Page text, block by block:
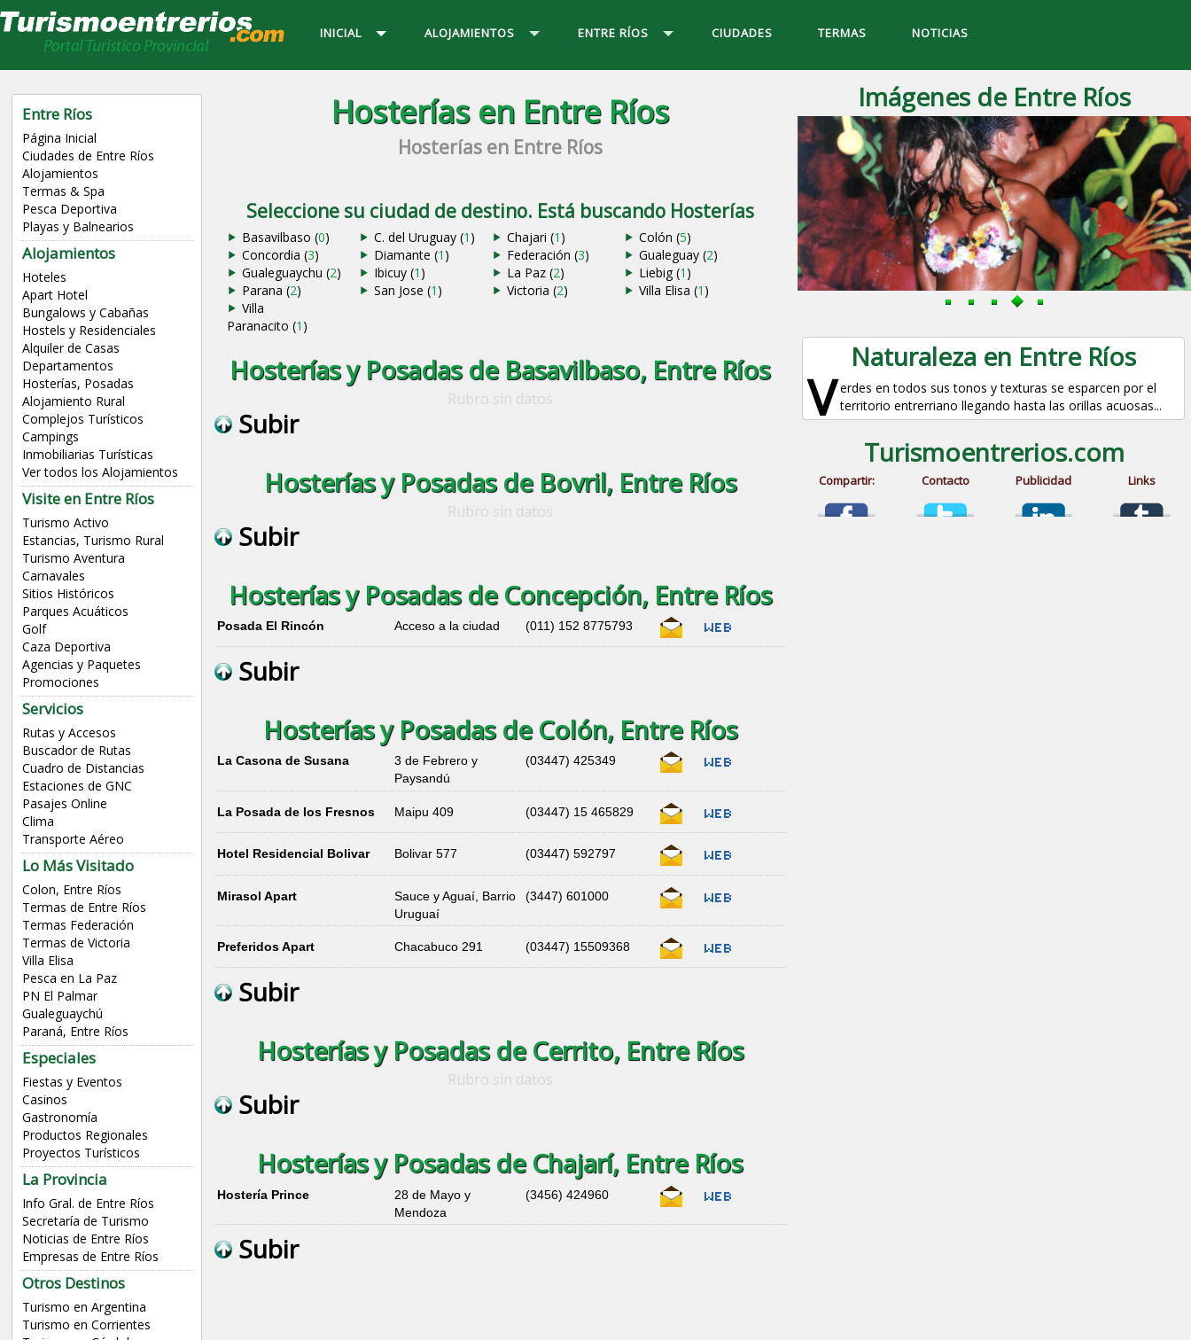
INICIAL ALOJAMIENTOS ENTRE RÍOS CIUDADES TERMAS NOTICIAS
Entre Ríos
Página Inicial
Ciudades de Entre Ríos
Alojamientos
Termas & Spa
Pesca Deportiva
Playas y Balnearios
Alojamientos
Hoteles
Apart Hotel
Bungalows y Cabañas
Hostels y Residenciales
Alquiler de Casas
Departamentos
Hosterías, Posadas
Alojamiento Rural
Complejos Turísticos
Campings
Inmobiliarias Turísticas
Ver todos los Alojamientos
Visite en Entre Ríos
Turismo Activo
Estancias, Turismo Rural
Turismo Aventura
Carnavales
Sitios Históricos
Parques Acuáticos
Golf
Caza Deportiva
Agencias y Paquetes
Promociones
Servicios
Rutas y Accesos
Buscador de Rutas
Cuadro de Distancias
Estaciones de GNC
Pasajes Online
Clima
Transporte Aéreo
Lo Más Visitado
Colon, Entre Ríos
Termas de Entre Ríos
Termas Federación
Termas de Victoria
Villa Elisa
Pesca en La Paz
PN El Palmar
Gualeguaychú
Paraná, Entre Ríos
Especiales
Fiestas y Eventos
Casinos
Gastronomía
Productos Regionales
Proyectos Turísticos
La Provincia
Info Gral. de Entre Ríos
Secretaría de Turismo
Noticias de Entre Ríos
Empresas de Entre Ríos
Otros Destinos
Turismo en Argentina
Turismo en Corrientes
Hosterías en Entre Ríos
Hosterías en Entre Ríos
Seleccione su ciudad de destino. Está buscando Hosterías
Basavilbaso (0) C. del Uruguay (1 ) Chajari (1 ) Colón (5)
Concordia (3) Diamante (1 ) Federación (3) Gualeguay (2)
Gualeguaychu (2) Ibicuy (1 ) La Paz (2) Liebig (1 )
Parana (2) San Jose (1 ) Victoria (2) Villa Elisa (1 )
Villa
Paranacito (1 )
Hosterías y Posadas de Basavilbaso, Entre Ríos
Rubro sin datos
Subir
Hosterías y Posadas de Bovril, Entre Ríos
Rubro sin datos
Subir
Hosterías y Posadas de Concepción, Entre Ríos
Posada El Rincón Acceso a la ciudad (011) 152 8775793
Subir
Hosterías y Posadas de Colón, Entre Ríos
La Casona de Susana
3 de Febrero y
Paysandú
(03447) 425349
La Posada de los Fresnos Maipu 409 (03447) 15 465829
Hotel Residencial Bolivar Bolivar 577 (03447) 592797
Mirasol Apart
Sauce y Aguaí, Barrio
Uruguaí
(3447) 601000
Preferidos Apart Chacabuco 291 (03447) 15509368
Subir
Hosterías y Posadas de Cerrito, Entre Ríos
Rubro sin datos
Subir
Hosterías y Posadas de Chajarí, Entre Ríos
Hostería Prince
28 de Mayo y
Mendoza
(3456) 424960
Subir
Imágenes de Entre Ríos
Naturaleza en Entre Ríos
V erdes en todos sus tonos y texturas se esparcen por el
territorio entrerriano llegando hasta las orillas acuosas...
Turismoentrerios.com
Compartir: Contacto Publicidad Links